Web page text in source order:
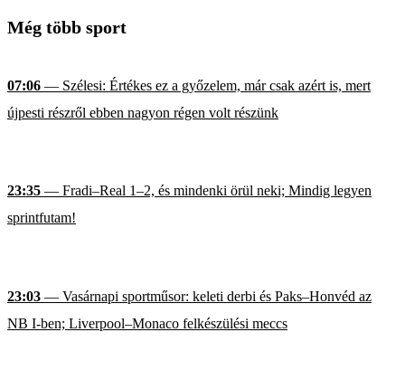
Még több sport
07:06 — Szélesi: Értékes ez a győzelem, már csak azért is, mert
újpesti részről ebben nagyon régen volt részünk
23:35 — Fradi–Real 1–2, és mindenki örül neki; Mindig legyen
sprintfutam!
23:03 — Vasárnapi sportműsor: keleti derbi és Paks–Honvéd az
NB I-ben; Liverpool–Monaco felkészülési meccs